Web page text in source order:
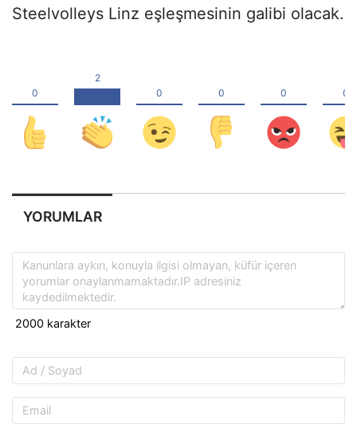
Steelvolleys Linz eşleşmesinin galibi olacak.
YORUMLAR